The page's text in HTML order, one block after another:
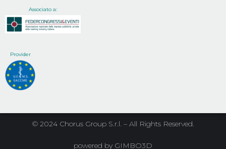
Associato a:
Provider
© 2024 Chorus Group S.r.l. – All Rights Reserved.
powered by GIMBO3D